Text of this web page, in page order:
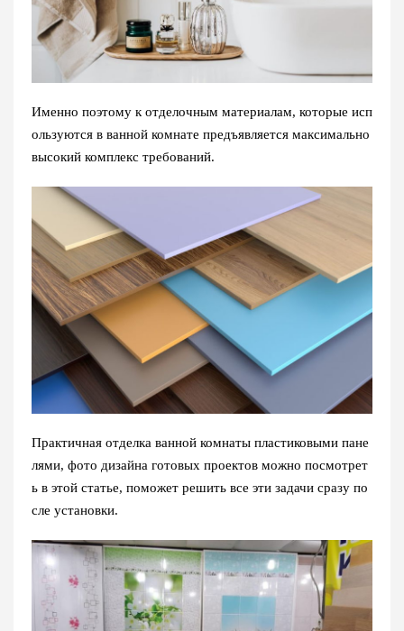
Именно поэтому к отделочным материалам, которые исп
ользуются в ванной комнате предъявляется максимально
высокий комплекс требований.
Практичная отделка ванной комнаты пластиковыми пане
лями, фото дизайна готовых проектов можно посмотрет
ь в этой статье, поможет решить все эти задачи сразу по
сле установки.